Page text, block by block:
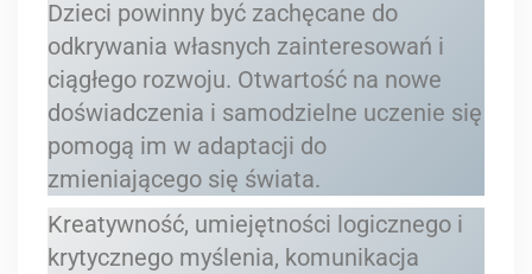
Dzieci powinny być zachęcane do
odkrywania własnych zainteresowań i
ciągłego rozwoju. Otwartość na nowe
doświadczenia i samodzielne uczenie się
pomogą im w adaptacji do
zmieniającego się świata.
Kreatywność, umiejętności logicznego i
krytycznego myślenia, komunikacja